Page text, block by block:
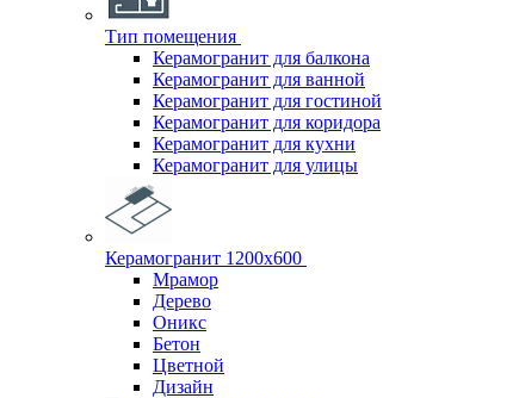
Тип помещения
Керамогранит для балкона
Керамогранит для ванной
Керамогранит для гостиной
Керамогранит для коридора
Керамогранит для кухни
Керамогранит для улицы
Керамогранит 1200х600
Мрамор
Дерево
Оникс
Бетон
Цветной
Дизайн